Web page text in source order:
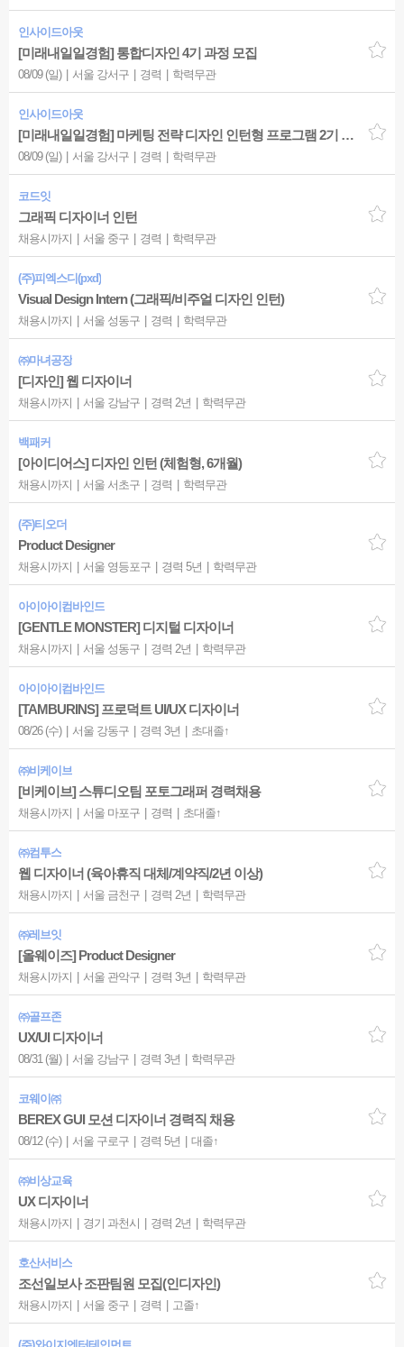
인사이드아웃
[미래내일일경험] 통합디자인 4기 과정 모집
08/09 (일) 서울 강서구 경력 학력무관
인사이드아웃
[미래내일일경험] 마케팅 전략 디자인 인턴형 프로그램 2기 과정 모집
08/09 (일) 서울 강서구 경력 학력무관
코드잇
그래픽 디자이너 인턴
채용시까지 서울 중구 경력 학력무관
(주)피엑스디(pxd)
Visual Design Intern (그래픽/비주얼 디자인 인턴)
채용시까지 서울 성동구 경력 학력무관
㈜마녀공장
[디자인] 웹 디자이너
채용시까지 서울 강남구 경력 2년 학력무관
백패커
[아이디어스] 디자인 인턴 (체험형, 6개월)
채용시까지 서울 서초구 경력 학력무관
(주)티오더
Product Designer
채용시까지 서울 영등포구 경력 5년 학력무관
아이아이컴바인드
[GENTLE MONSTER] 디지털 디자이너
채용시까지 서울 성동구 경력 2년 학력무관
아이아이컴바인드
[TAMBURINS] 프로덕트 UI/UX 디자이너
08/26 (수) 서울 강동구 경력 3년 초대졸↑
㈜비케이브
[비케이브] 스튜디오팀 포토그래퍼 경력채용
채용시까지 서울 마포구 경력 초대졸↑
㈜컴투스
웹 디자이너 (육아휴직 대체/계약직/2년 이상)
채용시까지 서울 금천구 경력 2년 학력무관
㈜레브잇
[올웨이즈] Product Designer
채용시까지 서울 관악구 경력 3년 학력무관
㈜골프존
UX/UI 디자이너
08/31 (월) 서울 강남구 경력 3년 학력무관
코웨이㈜
BEREX GUI 모션 디자이너 경력직 채용
08/12 (수) 서울 구로구 경력 5년 대졸↑
㈜비상교육
UX 디자이너
채용시까지 경기 과천시 경력 2년 학력무관
호산서비스
조선일보사 조판팀원 모집(인디자인)
채용시까지 서울 중구 경력 고졸↑